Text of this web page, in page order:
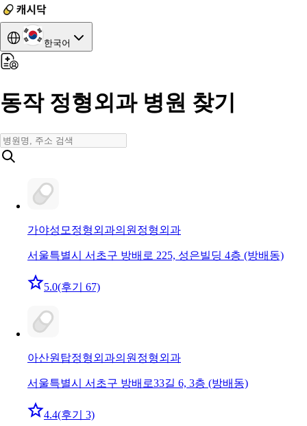
한국어
동작 정형외과 병원 찾기
가야성모정형외과의원 정형외과
서울특별시 서초구 방배로 225, 성은빌딩 4층 (방배동)
5.0(후기 67)
아산원탑정형외과의원 정형외과
서울특별시 서초구 방배로33길 6, 3층 (방배동)
4.4(후기 3)